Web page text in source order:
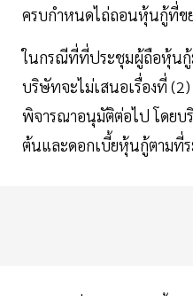
ครบกำหนดไถ่ถอนหุ้นกู้ที่ข
ในกรณีที่ที่ประชุมผู้ถือหุ้นกู้
บริษัทจะไม่เสนอเรื่องที่
พิจารณาอนุมัติต่อไป โดยบ
ต้นและดอกเบี้ยหุ้นกู้ตามที่